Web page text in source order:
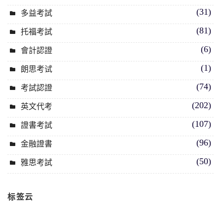
多益考試 (31)
托福考試 (81)
會計認證 (6)
朗思考试 (1)
考試認證 (74)
英文代考 (202)
證書考試 (107)
金融證書 (96)
雅思考試 (50)
标签云